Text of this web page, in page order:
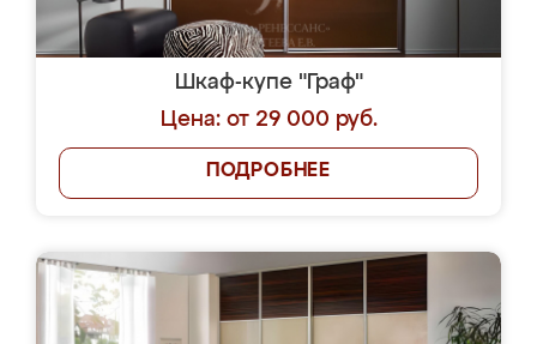
Шкаф-купе "Граф"
Цена: от 29 000 руб.
ПОДРОБНЕЕ